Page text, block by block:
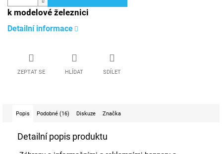
k modelové železnici
Detailní informace
ZEPTAT SE HLÍDAT SDÍLET
Popis Podobné (16) Diskuze Značka
Detailní popis produktu